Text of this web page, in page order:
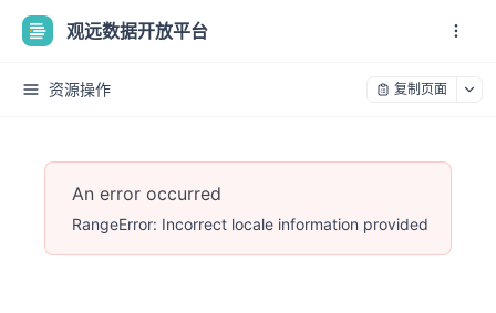
观远数据开放平台
资源操作 复制页面
An error occurred
RangeError: Incorrect locale information provided